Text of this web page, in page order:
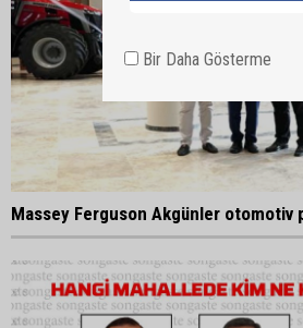
Massey Ferguson Akgünler otomotiv
Bir Daha Gösterme